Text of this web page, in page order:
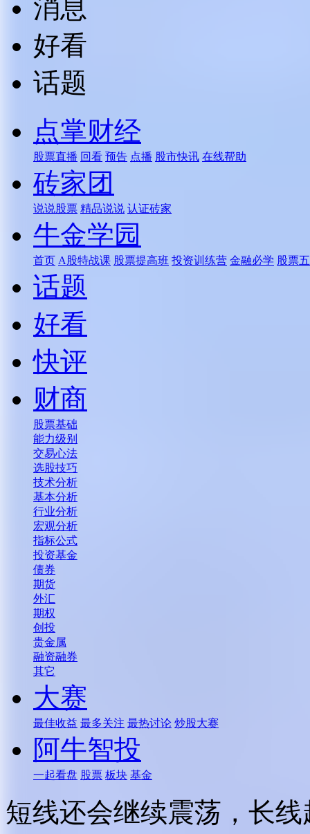
消息
好看
话题
点掌财经
股票直播 回看 预告 点播 股市快讯 在线帮助
砖家团
说说股票 精品说说 认证砖家
牛金学园
首页 A股特战课 股票提高班 投资训练营 金融必学 股票
话题
好看
快评
财商
股票基础
能力级别
交易心法
选股技巧
技术分析
基本分析
行业分析
宏观分析
指标公式
投资基金
债券
期货
外汇
期权
创投
贵金属
融资融券
其它
大赛
最佳收益 最多关注 最热讨论 炒股大赛
阿牛智投
一起看盘 股票 板块 基金
短线还会继续震荡，长